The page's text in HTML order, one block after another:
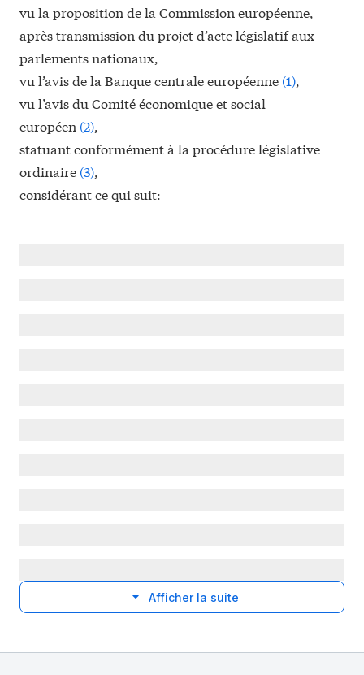
vu la proposition de la Commission européenne,
après transmission du projet d’acte législatif aux
parlements nationaux,
vu l’avis de la Banque centrale européenne (1),
vu l’avis du Comité économique et social
européen (2),
statuant conformément à la procédure législative
ordinaire (3),
considérant ce qui suit:
Afficher la suite